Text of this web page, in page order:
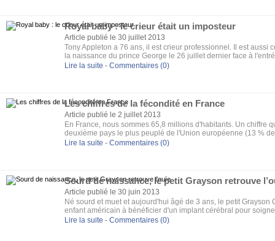
Royal baby : le crieur était un imposteur
Article publié le 30 juillet 2013
Tony Appleton a 76 ans, il est crieur professionnel. Il est aussi
la naissance du prince George le 26 juillet dernier face à
Lire la suite - Commentaires (0)
Les chiffres de la fécondité en France
Article publié le 2 juillet 2013
En France, nous sommes 65,8 millions d'habitants. Un chiffre
deuxième pays le plus peuplé de l'Union européenne (13 %
derrière l'Allemagne.
Lire la suite - Commentaires (0)
Sourd de naissance, le petit Grayson retrouve
Article publié le 30 juin 2013
Né sourd et muet et aujourd'hui âgé de 3 ans, le petit Grayson
enfant américain à bénéficier d'un implant cérébral pour
Lire la suite - Commentaires (0)